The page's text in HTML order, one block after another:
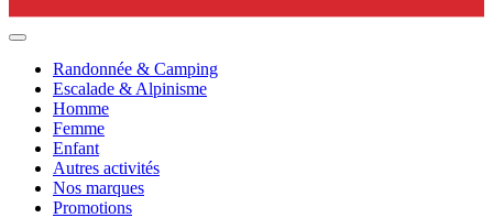
Randonnée & Camping
Escalade & Alpinisme
Homme
Femme
Enfant
Autres activités
Nos marques
Promotions